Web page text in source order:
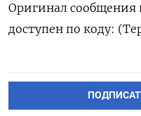
Оригинал сообщения
доступен по коду: